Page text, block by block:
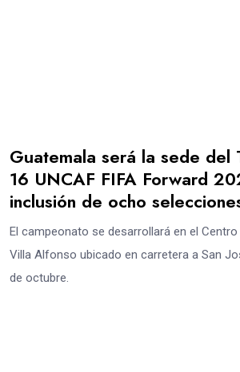
Guatemala será la sede del
16 UNCAF FIFA Forward
inclusión de ocho
El campeonato se desarrollará en el
Villa Alfonso ubicado en carretera a San
de octubre.